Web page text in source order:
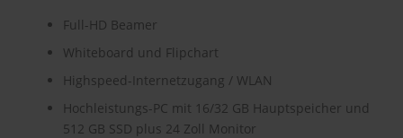
Full-HD Beamer
Whiteboard und Flipchart
Highspeed-Internetzugang / WLAN
Hochleistungs-PC mit 16/32 GB Hauptspeicher und
512 GB SSD plus 24 Zoll Monitor